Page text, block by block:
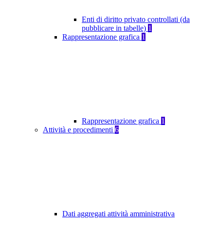
Enti di diritto privato controllati (da
pubblicare in tabelle) 1
Rappresentazione grafica 1
Rappresentazione grafica 1
Attività e procedimenti 6
Dati aggregati attività amministrativa